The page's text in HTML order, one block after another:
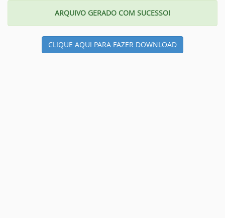
ARQUIVO GERADO COM SUCESSO!
CLIQUE AQUI PARA FAZER DOWNLOAD